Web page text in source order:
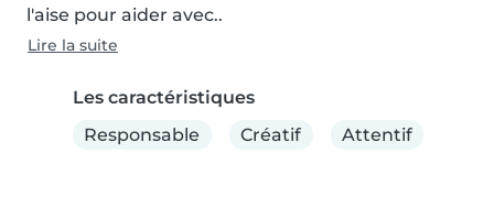
l'aise pour aider avec..
Lire la suite
Les caractéristiques
Responsable
Créatif Attentif